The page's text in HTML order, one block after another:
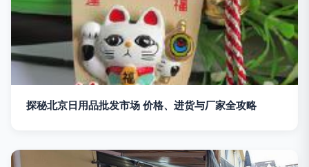
探秘北京日用品批发市场 价格、进货与厂家全攻略